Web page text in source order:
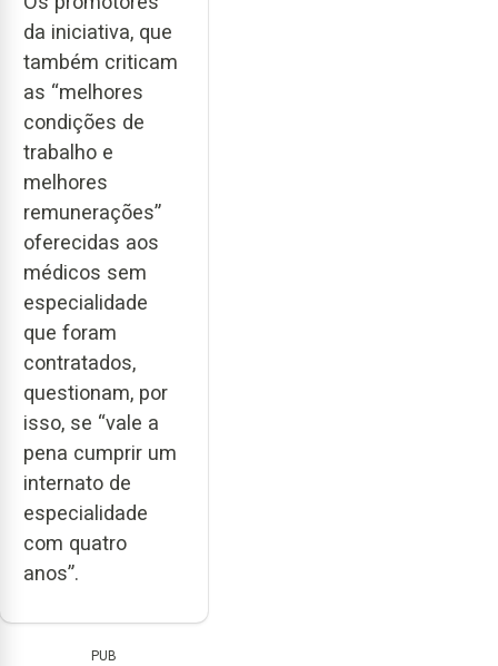
da iniciativa, que
também criticam
as “melhores
condições de
trabalho e
melhores
remunerações”
oferecidas aos
médicos sem
especialidade
que foram
contratados,
questionam, por
isso, se “vale a
pena cumprir um
internato de
especialidade
com quatro
anos”.
PUB